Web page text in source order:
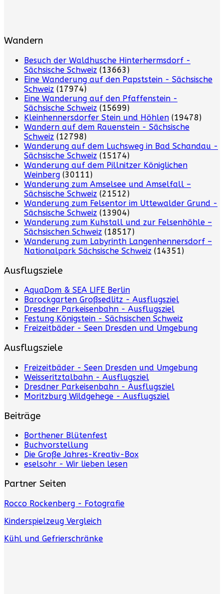
Wandern
Besuch der Waldhusche Hinterhermsdorf -
Sächsische Schweiz (13663)
Eine Wanderung auf den Papststein - Sächsische
Schweiz (17974)
Eine Wanderung auf den Pfaffenstein -
Sächsische Schweiz (15699)
Kleinhennersdorfer Stein und Höhlen (19478)
Wandern auf dem Rauenstein - Sächsische
Schweiz (12798)
Wanderung auf dem Luchsweg in Bad Schandau -
Sächsische Schweiz (15174)
Wanderung auf dem Pillnitzer Königlichen
Weinberg (30111)
Wanderung zum Amselsee und Amselfall –
Sächsische Schweiz (21512)
Wanderung zum Felsentor im Uttewalder Grund -
Sächsische Schweiz (13904)
Wanderung zum Kuhstall und zur Felsenhöhle –
Sächsischen Schweiz (18517)
Wanderung zum Labyrinth Langenhennersdorf –
Nationalpark Sächsische Schweiz (14351)
Ausflugsziele
AquaDom & SEA LIFE Berlin
Barockgarten Großsedlitz - Ausflugsziel
Dresdner Parkeisenbahn - Ausflugsziel
Festung Königstein - Sächsischen Schweiz
Freizeitbäder - Seen Dresden und Umgebung
Ausflugsziele
Freizeitbäder - Seen Dresden und Umgebung
Weisseritztalbahn - Ausflugsziel
Dresdner Parkeisenbahn - Ausflugsziel
Moritzburg Wildgehege - Ausflugsziel
Beiträge
Borthener Blütenfest
Buchvorstellung
Die Große Jahres-Kreativ-Box
eselsohr - Wir lieben lesen
Partner Seiten
Rocco Rockenberg - Fotografie
Kinderspielzeug Vergleich
Kühl und Gefrierschränke